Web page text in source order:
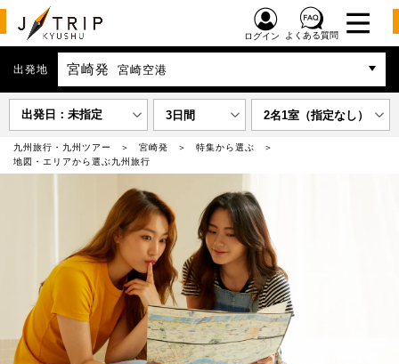
ログイン よくある質問
出発地 宮崎発 宮崎空港
出発日：未指定 3日間 2名1室（指定なし）
九州旅行・九州ツアー 宮崎発
特集から選ぶ
地図・エリアから選ぶ九州旅行